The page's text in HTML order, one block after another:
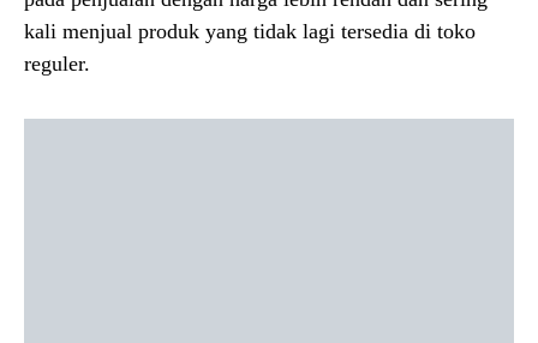
kali menjual produk yang tidak lagi tersedia di toko
reguler.